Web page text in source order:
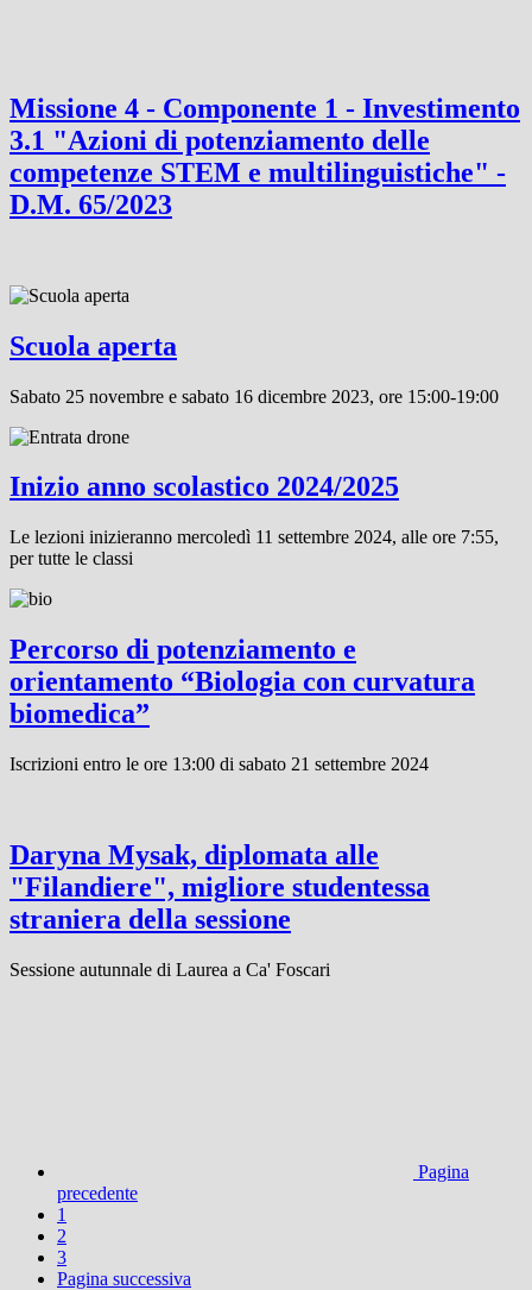
Missione 4 - Componente 1 - Investimento
3.1 "Azioni di potenziamento delle
competenze STEM e multilinguistiche" -
D.M. 65/2023
Scuola aperta
Sabato 25 novembre e sabato 16 dicembre 2023, ore 15:00-19:00
Inizio anno scolastico 2024/2025
Le lezioni inizieranno mercoledì 11 settembre 2024, alle ore 7:55,
per tutte le classi
Percorso di potenziamento e
orientamento “Biologia con curvatura
biomedica”
Iscrizioni entro le ore 13:00 di sabato 21 settembre 2024
Daryna Mysak, diplomata alle
"Filandiere", migliore studentessa
straniera della sessione
Sessione autunnale di Laurea a Ca' Foscari
Pagina
precedente
1
2
3
Pagina successiva